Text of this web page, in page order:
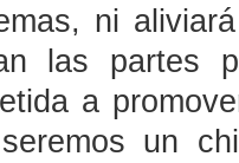
ni
las partes
a
un